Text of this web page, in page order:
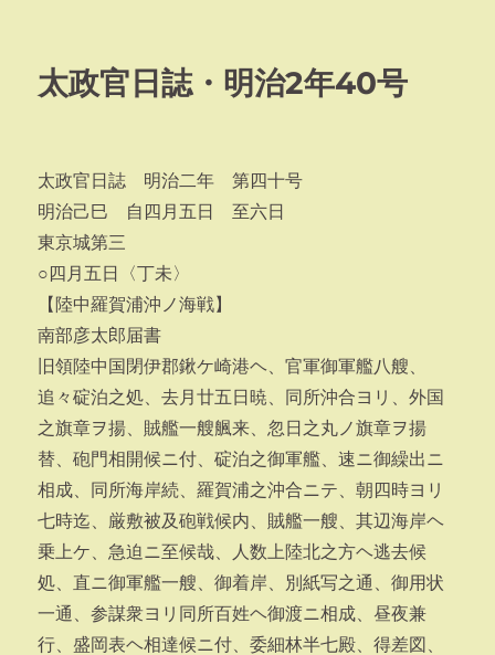
太政官日誌・明治2年40号
太政官日誌 明治二年 第四十号
明治己巳 自四月五日 至六日
東京城第三
○四月五日〈丁未〉
【陸中羅賀浦沖ノ海戦】
南部彦太郎届書
旧領陸中国閉伊郡鍬ケ崎港ヘ、官軍御軍艦八艘、
追々碇泊之処、去月廿五日暁、同所沖合ヨリ、外国
之旗章ヲ揚、賊艦一艘䑺来、忽日之丸ノ旗章ヲ揚
替、砲門相開候ニ付、碇泊之御軍艦、速ニ御繰出ニ
相成、同所海岸続、羅賀浦之沖合ニテ、朝四時ヨリ
七時迄、厳敷被及砲戦候内、賊艦一艘、其辺海岸ヘ
乗上ケ、急迫ニ至候哉、人数上陸北之方ヘ逃去候
処、直ニ御軍艦一艘、御着岸、別紙写之通、御用状
一通、参謀衆ヨリ同所百姓ヘ御渡ニ相成、昼夜兼
行、盛岡表ヘ相達候ニ付、委細林半七殿、得差図、